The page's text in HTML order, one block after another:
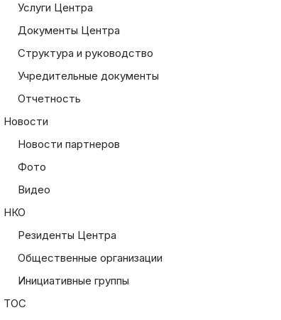
Услуги Центра
Документы Центра
Структура и руководство
Учредительные документы
Отчетность
Новости
Новости партнеров
Фото
Видео
НКО
Резиденты Центра
Общественные организации
Инициативные группы
ТОС